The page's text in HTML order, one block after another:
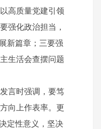
高质量党建引领
强化政治担当，
新篇章；三要强
生活会查摆问题
言时强调，要笃
向上作表率。更
定性意义，坚决